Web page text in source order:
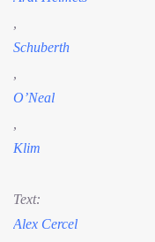
Schuberth
O’Neal
Klim
Text:
Alex Cercel